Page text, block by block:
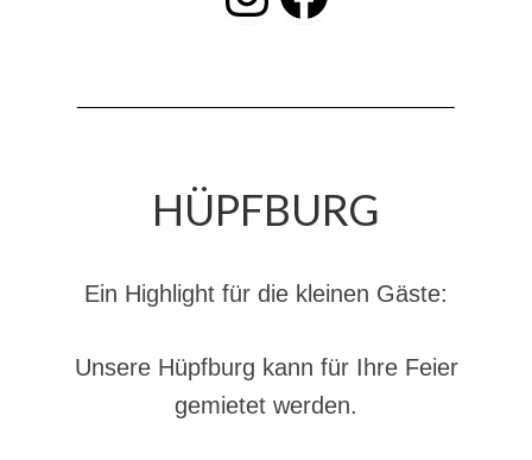
10 Jahre KatS-Zug
Chronik des Musikzug
Christkindwiegen 2024
HÜPFBURG
Ein Highlight für die kleinen Gäste:
Unsere Hüpfburg kann für Ihre Feier
gemietet werden.